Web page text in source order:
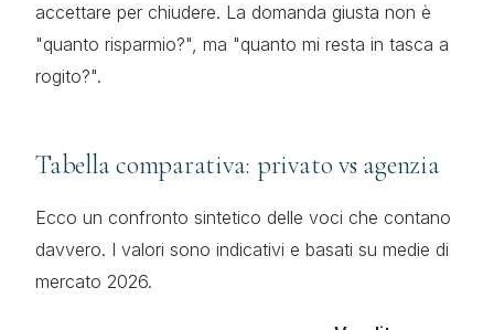
accettare per chiudere. La domanda giusta non è
"quanto risparmio?", ma "quanto mi resta in tasca a
rogito?".
Tabella comparativa: privato vs agenzia
Ecco un confronto sintetico delle voci che contano
davvero. I valori sono indicativi e basati su medie di
mercato 2026.